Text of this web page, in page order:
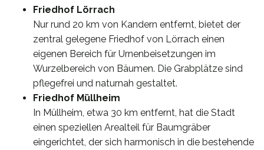
Friedhof Lörrach
Nur rund 20 km von Kandern entfernt, bietet der
zentral gelegene Friedhof von Lörrach einen
eigenen Bereich für Urnenbeisetzungen im
Wurzelbereich von Bäumen. Die Grabplätze sind
pflegefrei und naturnah gestaltet.
Friedhof Müllheim
In Müllheim, etwa 30 km entfernt, hat die Stadt
einen speziellen Arealteil für Baumgräber
eingerichtet, der sich harmonisch in die bestehende